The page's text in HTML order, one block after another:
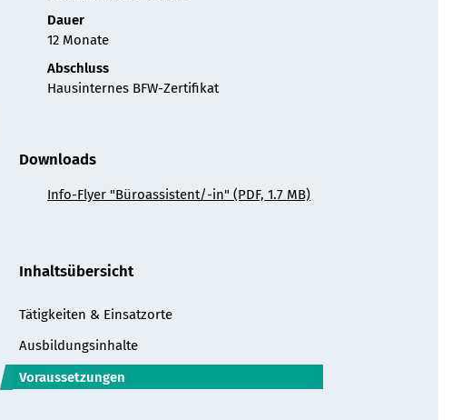
Dauer
12 Monate
Abschluss
Hausinternes BFW-Zertifikat
Downloads
Info-Flyer "Büroassistent/-in" (PDF, 1.7 MB)
Inhaltsübersicht
Tätigkeiten & Einsatzorte
Ausbildungsinhalte
Voraussetzungen